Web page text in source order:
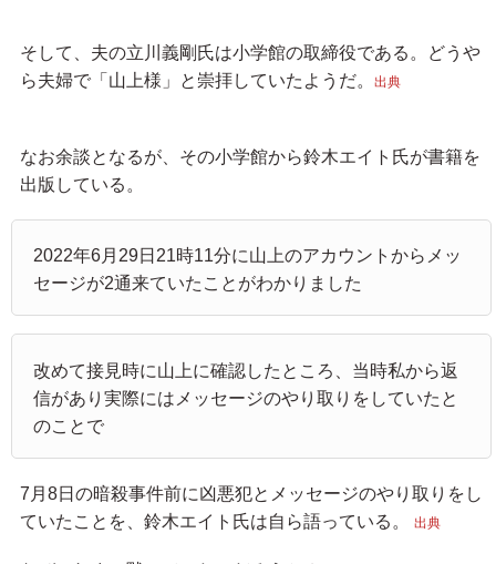
そして、夫の立川義剛氏は小学館の取締役である。どうや
ら夫婦で「山上様」と崇拝していたようだ。
出典
なお余談となるが、その小学館から鈴木エイト氏が書籍を
出版している。
2022年6月29日21時11分に山上のアカウントからメッ
セージが2通来ていたことがわかりました
改めて接見時に山上に確認したところ、当時私から返
信があり実際にはメッセージのやり取りをしていたと
のことで
7月8日の暗殺事件前に凶悪犯とメッセージのやり取りをし
ていたことを、鈴木エイト氏は自ら語っている。
出典